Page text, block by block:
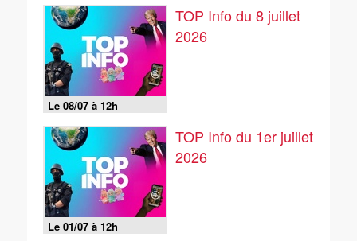
Le 08/07 à 12h
TOP Info du 8 juillet
2026
Le 01/07 à 12h
TOP Info du 1er juillet
2026